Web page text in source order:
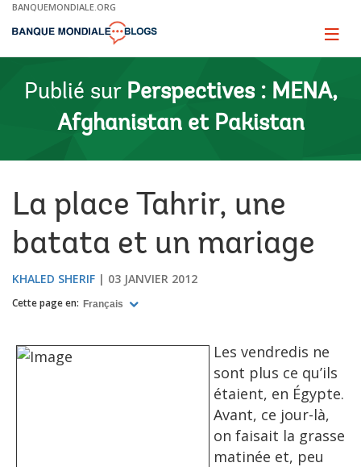
Skip
Main
BANQUEMONDIALE.ORG
Page
Publié sur Perspectives : MENA,
Afghanistan et Pakistan
La place Tahrir, une
batata et un mariage
KHALED SHERIF 03 JANVIER 2012
Cette page en: Français
Les vendredis ne
sont plus ce qu’ils
étaient, en Égypte.
Avant, ce jour-là,
on faisait la grasse
matinée et, peu